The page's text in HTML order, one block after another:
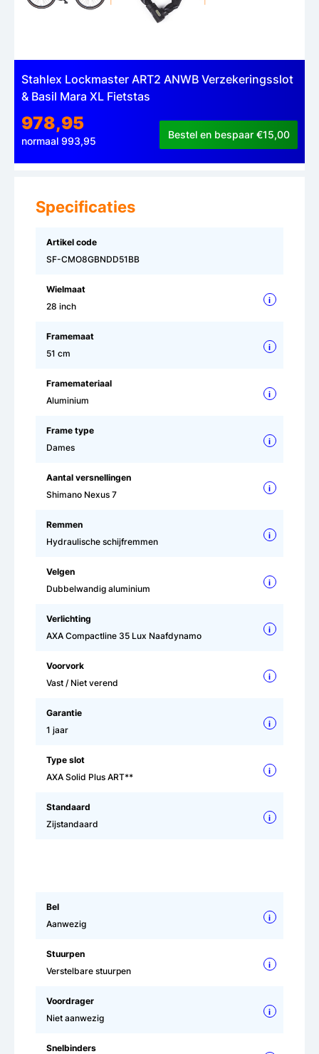
Stahlex Lockmaster ART2 ANWB Verzekeringsslot
& Basil Mara XL Fietstas
978,95
normaal 993,95
Bestel en bespaar €15,00
Specificaties
Artikel code
SF-CMO8GBNDD51BB
Wielmaat
28 inch
i
Framemaat
51 cm
i
Framemateriaal
Aluminium
i
Frame type
Dames
i
Aantal versnellingen
Shimano Nexus 7
i
Remmen
Hydraulische schijfremmen
i
Velgen
Dubbelwandig aluminium
i
Verlichting
AXA Compactline 35 Lux Naafdynamo
i
Voorvork
Vast / Niet verend
i
Garantie
1 jaar
i
Type slot
AXA Solid Plus ART**
i
Standaard
Zijstandaard
i
Bel
Aanwezig
i
Stuurpen
Verstelbare stuurpen
i
Voordrager
Niet aanwezig
i
Snelbinders